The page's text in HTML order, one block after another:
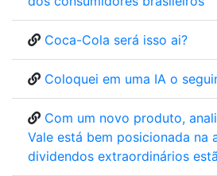
Coca-Cola será isso ai?
Coloquei em uma IA o
Com um novo produto,
Vale está bem posicionada na
dividendos extraordinários